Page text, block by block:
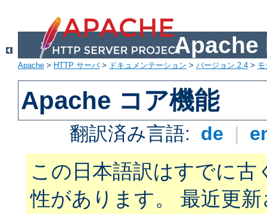
Apache
Apache > HTTP サーバ> ドキュメンテーション > バージョン 2.4 >
Apache コア機能
翻訳済み言語: de |
この日本語訳はすでに古
性があります。 最近更